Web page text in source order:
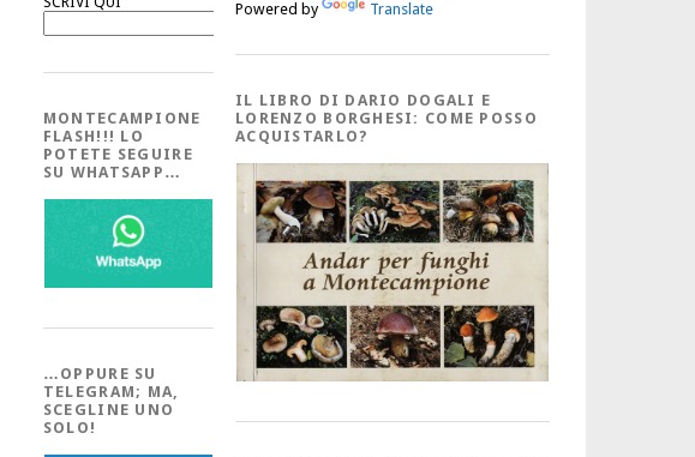
Cerca
MONTECAMPIONE
FLASH!!! LO
POTETE SEGUIRE
SU WHATSAPP…
…OPPURE SU
TELEGRAM; MA,
SCEGLINE UNO
SOLO!
Powered by Translate
IL LIBRO DI DARIO DOGALI E
LORENZO BORGHESI: COME POSSO
ACQUISTARLO?